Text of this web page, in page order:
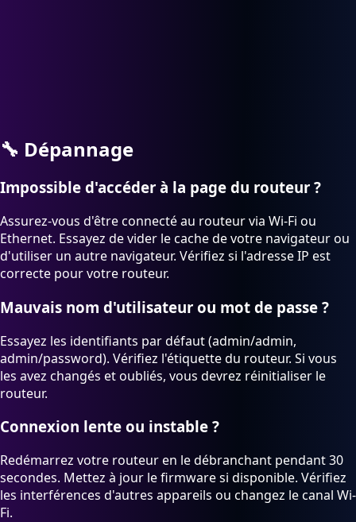
🔧 Dépannage
Impossible d'accéder à la page du routeur ?
Assurez-vous d'être connecté au routeur via Wi-Fi ou
Ethernet. Essayez de vider le cache de votre navigateur ou
d'utiliser un autre navigateur. Vérifiez si l'adresse IP est
correcte pour votre routeur.
Mauvais nom d'utilisateur ou mot de passe ?
Essayez les identifiants par défaut (admin/admin,
admin/password). Vérifiez l'étiquette du routeur. Si vous
les avez changés et oubliés, vous devrez réinitialiser le
routeur.
Connexion lente ou instable ?
Redémarrez votre routeur en le débranchant pendant 30
secondes. Mettez à jour le firmware si disponible. Vérifiez
les interférences d'autres appareils ou changez le canal Wi-
Fi.